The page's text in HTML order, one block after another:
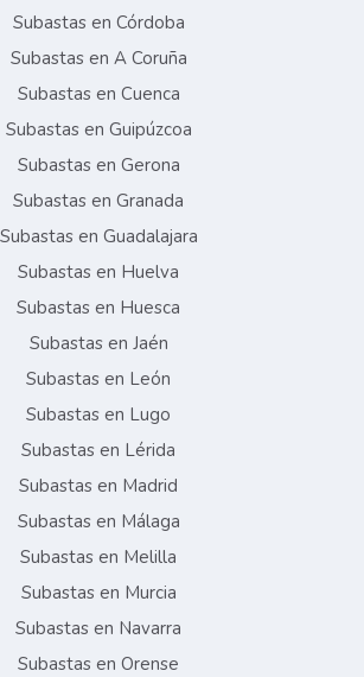
Subastas en Córdoba
Subastas en A Coruña
Subastas en Cuenca
Subastas en Guipúzcoa
Subastas en Gerona
Subastas en Granada
Subastas en Guadalajara
Subastas en Huelva
Subastas en Huesca
Subastas en Jaén
Subastas en León
Subastas en Lugo
Subastas en Lérida
Subastas en Madrid
Subastas en Málaga
Subastas en Melilla
Subastas en Murcia
Subastas en Navarra
Subastas en Orense